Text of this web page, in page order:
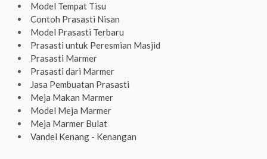
Model Tempat Tisu
Contoh Prasasti Nisan
Model Prasasti Terbaru
Prasasti untuk Peresmian Masjid
Prasasti Marmer
Prasasti dari Marmer
Jasa Pembuatan Prasasti
Meja Makan Marmer
Model Meja Marmer
Meja Marmer Bulat
Vandel Kenang - Kenangan